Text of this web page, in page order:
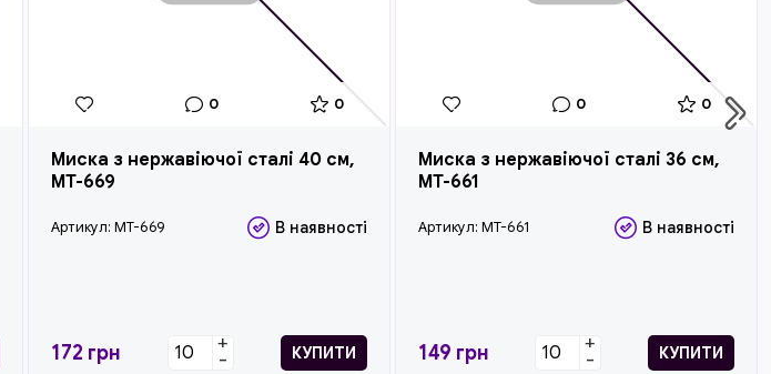
0 0
Миска з нержавіючої сталі 40 см,
MT-669
Артикул: MT-669 В наявності
172 грн +
- КУПИТИ
0 0
Миска з нержавіючої сталі 36 см,
MT-661
Артикул: MT-661 В наявності
149 грн +
- КУПИТИ